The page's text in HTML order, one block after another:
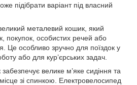
підібрати варіант під власний
металевий кошик, який
покупок, особистих речей або
Це особливо зручно для поїздок у
або для кур’єрських задач.
велике м’яке сидіння та
зі спинкою. Електровелосипед